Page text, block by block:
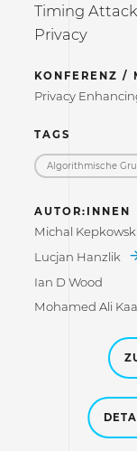
Timing
Privacy
KONFERENZ /
Privacy
TAGS
Algorithmische
AUTOR:INNEN
Michal
Lucjan Hanzlik
Ian D Wood
Mohamed Ali